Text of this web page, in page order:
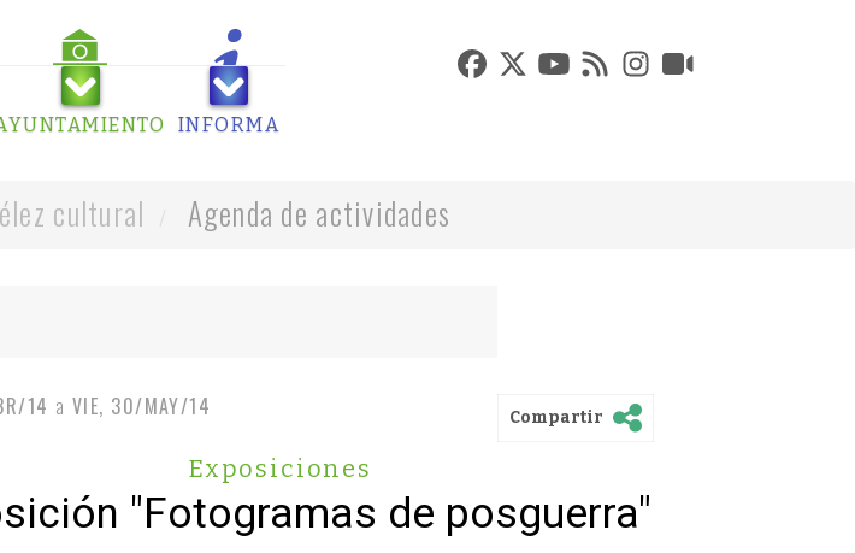
INFORMA
cultural Agenda de actividades
14 a VIE, 30/MAY/14 Compartir
Exposiciones
"Fotogramas de posguerra"